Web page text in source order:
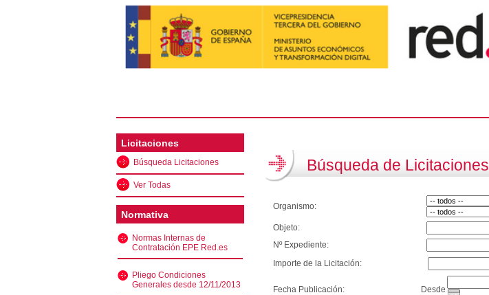
Licitaciones
Búsqueda Licitaciones
Ver Todas
Normativa
Normas Internas de
Contratación EPE Red.es
Pliego Condiciones
Generales desde 12/11/2013
Búsqueda de Licitaciones
Organismo:
Objeto:
Nº Expediente:
Importe de la Licitación:
Fecha Publicación: Desde